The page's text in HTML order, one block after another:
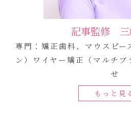
記事監修 三
専門：矯正歯科、マウスピー
ン）ワイヤー矯正（マルチブ
せ
もっと見